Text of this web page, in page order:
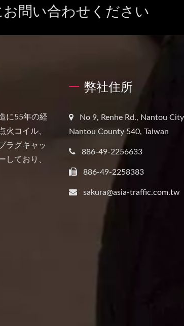
問い合わせください
に55年の経
火コイル、
ラグキャッ
しており、
弊社住所
No 9, Renhe Rd., Nantou
Nantou County 540, Taiwan
886-49-2256633
886-49-2258383
sakura@asia-traffic.com.tw